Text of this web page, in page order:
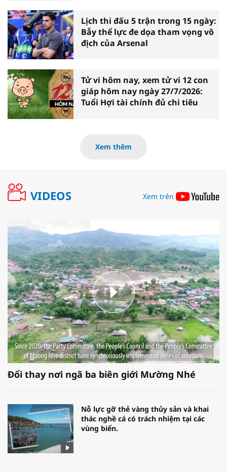
Lịch thi đấu 5 trận trong 15 ngày:
Bẫy thể lực đe dọa tham vọng vô
địch của Arsenal
Tử vi hôm nay, xem tử vi 12 con
giáp hôm nay ngày 27/7/2026:
Tuổi Hợi tài chính đủ chi tiêu
Xem thêm
VIDEOS Xem trên
Đổi thay nơi ngã ba biên giới Mường Nhé
Nỗ lực gỡ thẻ vàng thủy sản và khai
thác nghề cá có trách nhiệm tại các
vùng biển.